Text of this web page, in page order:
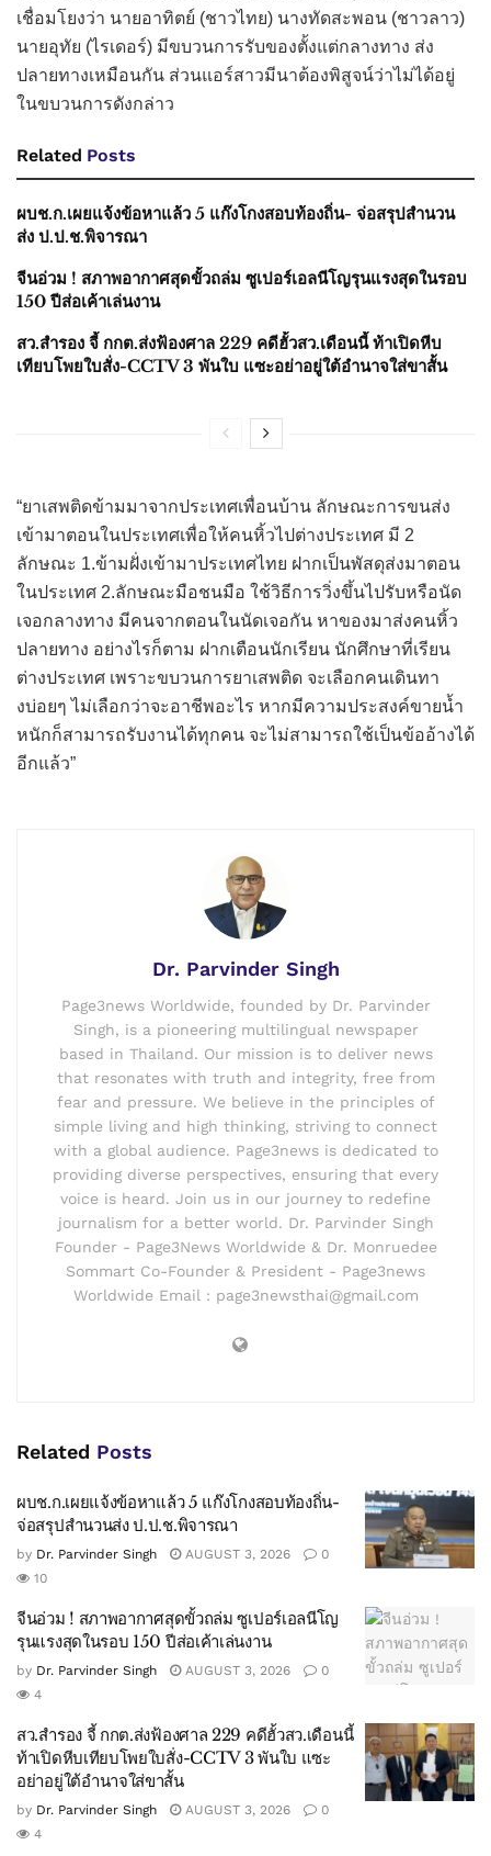
เชื่อมโยงว่า นายอาทิตย์ (ชาวไทย) นางทัดสะพอน (ชาวลาว)
นายอุทัย (ไรเดอร์) มีขบวนการรับของตั้งแต่กลางทาง ส่ง
ปลายทางเหมือนกัน ส่วนแอร์สาวมีนาต้องพิสูจน์ว่าไม่ได้อยู่
ในขบวนการดังกล่าว
Related Posts
ผบช.ก.เผยแจ้งข้อหาแล้ว 5 แก๊งโกงสอบท้องถิ่น- จ่อสรุปสำนวน
ส่ง ป.ป.ช.พิจารณา
จีนอ่วม ! สภาพอากาศสุดขั้วถล่ม ซูเปอร์เอลนีโญรุนแรงสุดในรอบ
150 ปีส่อเค้าเล่นงาน
สว.สำรอง จี้ กกต.ส่งฟ้องศาล 229 คดีฮั้วสว.เดือนนี้ ท้าเปิดหีบ
เทียบโพยใบสั่ง-CCTV 3 พันใบ แซะอย่าอยู่ใต้อำนาจใส่ขาสั้น
“ยาเสพติดข้ามมาจากประเทศเพื่อนบ้าน ลักษณะการขนส่ง
เข้ามาตอนในประเทศเพื่อให้คนหิ้วไปต่างประเทศ มี 2
ลักษณะ 1.ข้ามฝั่งเข้ามาประเทศไทย ฝากเป็นพัสดุส่งมาตอน
ในประเทศ 2.ลักษณะมือชนมือ ใช้วิธีการวิ่งขึ้นไปรับหรือนัด
เจอกลางทาง มีคนจากตอนในนัดเจอกัน หาของมาส่งคนหิ้ว
ปลายทาง อย่างไรก็ตาม ฝากเตือนนักเรียน นักศึกษาที่เรียน
ต่างประเทศ เพราะขบวนการยาเสพติด จะเลือกคนเดินทา
งบ่อยๆ ไม่เลือกว่าจะอาชีพอะไร หากมีความประสงค์ขายน้ำ
หนักก็สามารถรับงานได้ทุกคน จะไม่สามารถใช้เป็นข้ออ้างได้
อีกแล้ว”
Dr. Parvinder Singh
Page3news Worldwide, founded by Dr. Parvinder
Singh, is a pioneering multilingual newspaper
based in Thailand. Our mission is to deliver news
that resonates with truth and integrity, free from
fear and pressure. We believe in the principles of
simple living and high thinking, striving to connect
with a global audience. Page3news is dedicated to
providing diverse perspectives, ensuring that every
voice is heard. Join us in our journey to redefine
journalism for a better world. Dr. Parvinder Singh
Founder - Page3News Worldwide & Dr. Monruedee
Sommart Co-Founder & President - Page3news
Worldwide Email : page3newsthai@gmail.com
Related Posts
ผบช.ก.เผยแจ้งข้อหาแล้ว 5 แก๊งโกงสอบท้องถิ่น-
จ่อสรุปสำนวนส่ง ป.ป.ช.พิจารณา
by Dr. Parvinder Singh AUGUST 3, 2026
0
10
จีนอ่วม ! สภาพอากาศสุดขั้วถล่ม ซูเปอร์เอลนีโญ
รุนแรงสุดในรอบ 150 ปีส่อเค้าเล่นงาน
by Dr. Parvinder Singh AUGUST 3, 2026
0
4
สว.สำรอง จี้ กกต.ส่งฟ้องศาล 229 คดีฮั้วสว.เดือนนี้
ท้าเปิดหีบเทียบโพยใบสั่ง-CCTV 3 พันใบ แซะ
อย่าอยู่ใต้อำนาจใส่ขาสั้น
by Dr. Parvinder Singh AUGUST 3, 2026
0
4